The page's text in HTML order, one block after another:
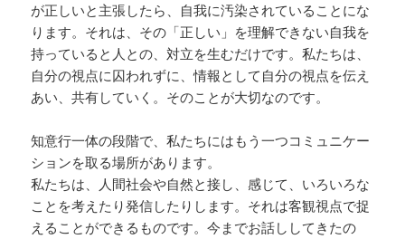
が正しいと主張したら、自我に汚染されていることにな
ります。それは、その「正しい」を理解できない自我を
持っていると人との、対立を生むだけです。私たちは、
自分の視点に囚われずに、情報として自分の視点を伝え
あい、共有していく。そのことが大切なのです。
知意行一体の段階で、私たちにはもう一つコミュニケー
ションを取る場所があります。
私たちは、人間社会や自然と接し、感じて、いろいろな
ことを考えたり発信したりします。それは客観視点で捉
えることができるものです。今までお話ししてきたの